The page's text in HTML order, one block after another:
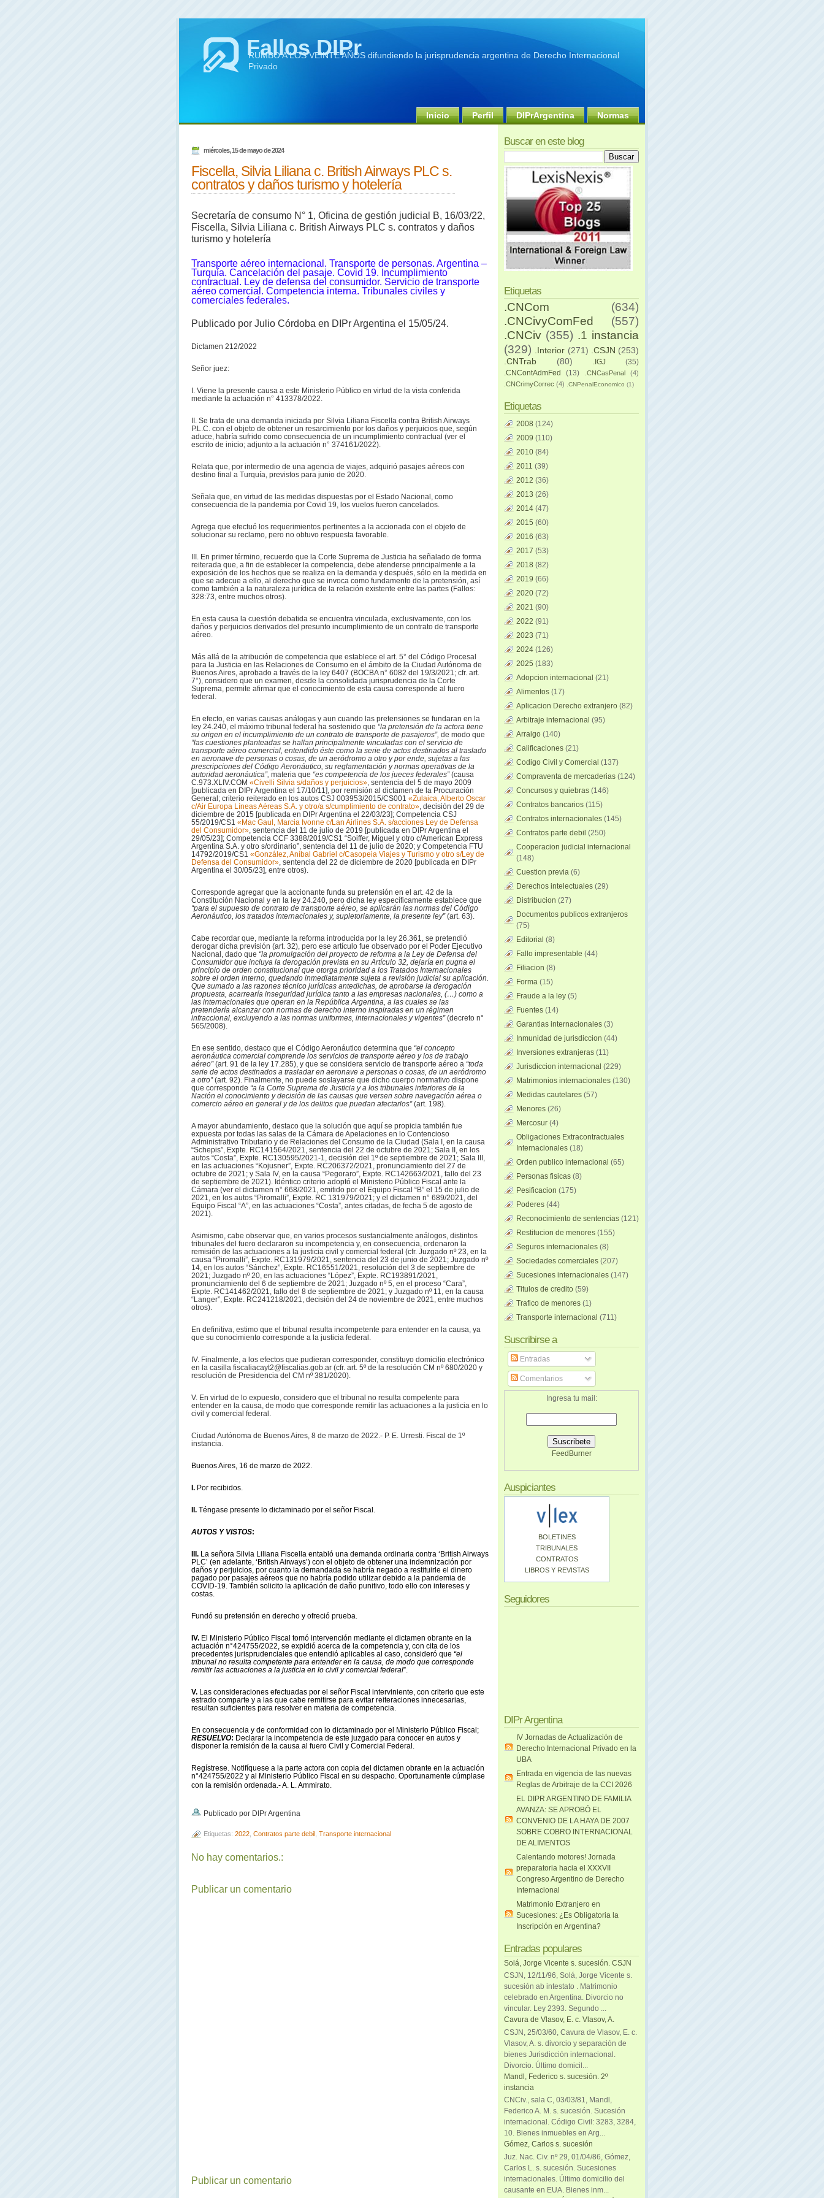
Fallos DIPr
RUMBO A LOS VEINTE AÑOS difundiendo la jurisprudencia argentina de Derecho Internacional
Privado
Inicio Perfil DIPrArgentina Normas
miércoles, 15 de mayo de 2024
Fiscella, Silvia Liliana c. British Airways PLC s.
contratos y daños turismo y hotelería
Secretaría de consumo N° 1, Oficina de gestión judicial B, 16/03/22,
Fiscella, Silvia Liliana c. British Airways PLC s. contratos y daños
turismo y hotelería
Transporte aéreo internacional. Transporte de personas. Argentina –
Turquía. Cancelación del pasaje. Covid 19. Incumplimiento
contractual. Ley de defensa del consumidor. Servicio de transporte
aéreo comercial. Competencia interna. Tribunales civiles y
comerciales federales.
Publicado por Julio Córdoba en DIPr Argentina el 15/05/24.
Dictamen 212/2022
Señor juez:
I. Viene la presente causa a este Ministerio Público en virtud de la vista conferida
mediante la actuación n° 413378/2022.
II. Se trata de una demanda iniciada por Silvia Liliana Fiscella contra British Airways
P.L.C. con el objeto de obtener un resarcimiento por los daños y perjuicios que, según
aduce, habría sufrido como consecuencia de un incumplimiento contractual (ver el
escrito de inicio; adjunto a la actuación n° 374161/2022).
Relata que, por intermedio de una agencia de viajes, adquirió pasajes aéreos con
destino final a Turquía, previstos para junio de 2020.
Señala que, en virtud de las medidas dispuestas por el Estado Nacional, como
consecuencia de la pandemia por Covid 19, los vuelos fueron cancelados.
Agrega que efectuó los requerimientos pertinentes a la accionada con el objeto de
solucionar su reclamo, pero no obtuvo respuesta favorable.
III. En primer término, recuerdo que la Corte Suprema de Justicia ha señalado de forma
reiterada que, a fin de establecer la competencia, debe atenderse principalmente a la
exposición de los hechos que se realiza en la demanda y después, sólo en la medida en
que se adecue a ello, al derecho que se invoca como fundamento de la pretensión, así
como también a la naturaleza jurídica de la relación existente entre las partes (Fallos:
328:73, entre muchos otros).
En esta causa la cuestión debatida se encuentra vinculada, exclusivamente, con los
daños y perjuicios derivados del presunto incumplimiento de un contrato de transporte
aéreo.
Más allá de la atribución de competencia que establece el art. 5° del Código Procesal
para la Justicia en las Relaciones de Consumo en el ámbito de la Ciudad Autónoma de
Buenos Aires, aprobado a través de la ley 6407 (BOCBA n° 6082 del 19/3/2021; cfr. art.
7°), considero que un examen, desde la consolidada jurisprudencia de la Corte
Suprema, permite afirmar que el conocimiento de esta causa corresponde al fuero
federal.
En efecto, en varias causas análogas y aun cuando las pretensiones se fundaran en la
ley 24.240, el máximo tribunal federal ha sostenido que “la pretensión de la actora tiene
su origen en el incumplimiento de un contrato de transporte de pasajeros”, de modo que
“las cuestiones planteadas se hallan principalmente vinculadas con el servicio de
transporte aéreo comercial, entendido éste como la serie de actos destinados al traslado
en aeronave de personas o cosas, de un aeródromo a otro y por ende, sujetas a las
prescripciones del Código Aeronáutico, su reglamentación y normas operativas de la
autoridad aeronáutica”, materia que “es competencia de los jueces federales”(causa
C.973.XLIV.COM «Civelli Silvia s/daños y perjuicios», sentencia del 5 de mayo 2009
[publicada en DIPr Argentina el 17/10/11], por remisión al dictamen de la Procuración
General; criterio reiterado en los autos CSJ 003953/2015/CS001 «Zulaica, Alberto Oscar
c/Air Europa Líneas Aéreas S.A. y otro/a s/cumplimiento de contrato», decisión del 29 de
diciembre de 2015 [publicada en DIPr Argentina el 22/03/23]; Competencia CSJ
55/2019/CS1 «Mac Gaul, Marcia Ivonne c/Lan Airlines S.A. s/acciones Ley de Defensa
del Consumidor», sentencia del 11 de julio de 2019 [publicada en DIPr Argentina el
29/05/23]; Competencia CCF 3388/2019/CS1 “Soiffer, Miguel y otro c/American Express
Argentina S.A. y otro s/ordinario”, sentencia del 11 de julio de 2020; y Competencia FTU
14792/2019/CS1 «González, Aníbal Gabriel c/Casopeia Viajes y Turismo y otro s/Ley de
Defensa del Consumidor», sentencia del 22 de diciembre de 2020 [publicada en DIPr
Argentina el 30/05/23], entre otros).
Corresponde agregar que la accionante funda su pretensión en el art. 42 de la
Constitución Nacional y en la ley 24.240, pero dicha ley específicamente establece que
“para el supuesto de contrato de transporte aéreo, se aplicarán las normas del Código
Aeronáutico, los tratados internacionales y, supletoriamente, la presente ley”(art. 63).
Cabe recordar que, mediante la reforma introducida por la ley 26.361, se pretendió
derogar dicha previsión (art. 32), pero ese artículo fue observado por el Poder Ejecutivo
Nacional, dado que “la promulgación del proyecto de reforma a la Ley de Defensa del
Consumidor que incluya la derogación prevista en su Artículo 32, dejaría en pugna el
principio de orden constitucional que otorga prioridad a los Tratados Internacionales
sobre el orden interno, quedando inmediatamente sujeta a revisión judicial su aplicación.
Que sumado a las razones técnico jurídicas antedichas, de aprobarse la derogación
propuesta, acarrearía inseguridad jurídica tanto a las empresas nacionales, (…) como a
las internacionales que operan en la República Argentina, a las cuales se las
pretendería alcanzar con normas de derecho interno inspiradas en un régimen
infraccional, excluyendo a las normas uniformes, internacionales y vigentes”(decreto n°
565/2008).
En ese sentido, destaco que el Código Aeronáutico determina que “el concepto
aeronáutica comercial comprende los servicios de transporte aéreo y los de trabajo
aéreo”(art. 91 de la ley 17.285), y que se considera servicio de transporte aéreo a “toda
serie de actos destinados a trasladar en aeronave a personas o cosas, de un aeródromo
a otro”(art. 92). Finalmente, no puede soslayarse que dicho cuerpo normativo dispone
que corresponde “a la Corte Suprema de Justicia y a los tribunales inferiores de la
Nación el conocimiento y decisión de las causas que versen sobre navegación aérea o
comercio aéreo en general y de los delitos que puedan afectarlos”(art. 198).
A mayor abundamiento, destaco que la solución que aquí se propicia también fue
expuesta por todas las salas de la Cámara de Apelaciones en lo Contencioso
Administrativo Tributario y de Relaciones del Consumo de la Ciudad (Sala I, en la causa
“Schepis”, Expte. RC141564/2021, sentencia del 22 de octubre de 2021; Sala II, en los
autos “Costa”, Expte. RC130595/2021-1, decisión del 1º de septiembre de 2021; Sala III,
en las actuaciones “Kojusner”, Expte. RC206372/2021, pronunciamiento del 27 de
octubre de 2021; y Sala IV, en la causa “Pegoraro”, Expte. RC142663/2021, fallo del 23
de septiembre de 2021). Idéntico criterio adoptó el Ministerio Público Fiscal ante la
Cámara (ver el dictamen n° 668/2021, emitido por el Equipo Fiscal “B” el 15 de julio de
2021, en los autos “Piromalli”, Expte. RC 131979/2021; y el dictamen n° 689/2021, del
Equipo Fiscal “A”, en las actuaciones “Costa”, antes citadas, de fecha 5 de agosto de
2021).
Asimismo, cabe observar que, en varios procesos sustancialmente análogos, distintos
tribunales del fuero declararon su incompetencia y, en consecuencia, ordenaron la
remisión de las actuaciones a la justicia civil y comercial federal (cfr. Juzgado nº 23, en la
causa “Piromalli”, Expte. RC131979/2021, sentencia del 23 de junio de 2021; Juzgado nº
14, en los autos “Sánchez”, Expte. RC16551/2021, resolución del 3 de septiembre de
2021; Juzgado nº 20, en las actuaciones “López”, Expte. RC193891/2021,
pronunciamiento del 6 de septiembre de 2021; Juzgado nº 5, en el proceso “Cara”,
Expte. RC141462/2021, fallo del 8 de septiembre de 2021; y Juzgado nº 11, en la causa
“Langer”, Expte. RC241218/2021, decisión del 24 de noviembre de 2021, entre muchos
otros).
En definitiva, estimo que el tribunal resulta incompetente para entender en la causa, ya
que su conocimiento corresponde a la justicia federal.
IV. Finalmente, a los efectos que pudieran corresponder, constituyo domicilio electrónico
en la casilla fiscaliacayt2@fiscalias.gob.ar (cfr. art. 5º de la resolución CM nº 680/2020 y
resolución de Presidencia del CM nº 381/2020).
V. En virtud de lo expuesto, considero que el tribunal no resulta competente para
entender en la causa, de modo que corresponde remitir las actuaciones a la justicia en lo
civil y comercial federal.
Ciudad Autónoma de Buenos Aires, 8 de marzo de 2022.- P. E. Urresti. Fiscal de 1º
instancia.
Buenos Aires, 16 de marzo de 2022.
I. Por recibidos.
II. Téngase presente lo dictaminado por el señor Fiscal.
AUTOS Y VISTOS:
III. La señora Silvia Liliana Fiscella entabló una demanda ordinaria contra ‘British Airways
PLC’ (en adelante, ‘British Airways’) con el objeto de obtener una indemnización por
daños y perjuicios, por cuanto la demandada se habría negado a restituirle el dinero
pagado por pasajes aéreos que no habría podido utilizar debido a la pandemia de
COVID-19. También solicito la aplicación de daño punitivo, todo ello con intereses y
costas.
Fundó su pretensión en derecho y ofreció prueba.
IV. El Ministerio Público Fiscal tomó intervención mediante el dictamen obrante en la
actuación n°424755/2022, se expidió acerca de la competencia y, con cita de los
precedentes jurisprudenciales que entendió aplicables al caso, consideró que “el
tribunal no resulta competente para entender en la causa, de modo que corresponde
remitir las actuaciones a la justicia en lo civil y comercial federal”.
V. Las consideraciones efectuadas por el señor Fiscal interviniente, con criterio que este
estrado comparte y a las que cabe remitirse para evitar reiteraciones innecesarias,
resultan suficientes para resolver en materia de competencia.
En consecuencia y de conformidad con lo dictaminado por el Ministerio Público Fiscal;
RESUELVO: Declarar la incompetencia de este juzgado para conocer en autos y
disponer la remisión de la causa al fuero Civil y Comercial Federal.
Regístrese. Notifíquese a la parte actora con copia del dictamen obrante en la actuación
n°424755/2022 y al Ministerio Público Fiscal en su despacho. Oportunamente cúmplase
con la remisión ordenada.- A. L. Ammirato.
Publicado por DIPr Argentina
Etiquetas: 2022 Contratos parte debil Transporte internacional
No hay comentarios.:
Publicar un comentario
Publicar un comentario
Buscar en este blog
Etiquetas
.CNCom
(634)
.CNCivyComFed
(557)
.CNCiv (355) .1 instancia
(329)
.Interior (271) .CSJN (253)
.CNTrab
(80) .IGJ
(35)
.CNContAdmFed
(13) .CNCasPenal
(4)
.CNCrimyCorrec (4) .CNPenalEconomico (1)
Etiquetas
2008 (124)
2009 (110)
2010 (84)
2011 (39)
2012 (36)
2013 (26)
2014 (47)
2015 (60)
2016 (63)
2017 (53)
2018 (82)
2019 (66)
2020 (72)
2021 (90)
2022 (91)
2023 (71)
2024 (126)
2025 (183)
Adopcion internacional (21)
Alimentos (17)
Aplicacion Derecho extranjero (82)
Arbitraje internacional (95)
Arraigo (140)
Calificaciones (21)
Codigo Civil y Comercial (137)
Compraventa de mercaderias (124)
Concursos y quiebras (146)
Contratos bancarios (115)
Contratos internacionales (145)
Contratos parte debil (250)
Cooperacion judicial internacional
(148)
Cuestion previa (6)
Derechos intelectuales (29)
Distribucion (27)
Documentos publicos extranjeros
(75)
Editorial (8)
Fallo impresentable (44)
Filiacion (8)
Forma (15)
Fraude a la ley (5)
Fuentes (14)
Garantias internacionales (3)
Inmunidad de jurisdiccion (44)
Inversiones extranjeras (11)
Jurisdiccion internacional (229)
Matrimonios internacionales (130)
Medidas cautelares (57)
Menores (26)
Mercosur (4)
Obligaciones Extracontractuales
Internacionales (18)
Orden publico internacional (65)
Personas fisicas (8)
Pesificacion (175)
Poderes (44)
Reconocimiento de sentencias (121)
Restitucion de menores (155)
Seguros internacionales (8)
Sociedades comerciales (207)
Sucesiones internacionales (147)
Titulos de credito (59)
Trafico de menores (1)
Transporte internacional (711)
Suscribirse a
Entradas
Comentarios
Ingresa tu mail:
FeedBurner
Auspiciantes
BOLETINES
TRIBUNALES
CONTRATOS
LIBROS Y REVISTAS
Seguidores
DIPr Argentina
IV Jornadas de Actualización de
Derecho Internacional Privado en la
UBA
Entrada en vigencia de las nuevas
Reglas de Arbitraje de la CCI 2026
EL DIPR ARGENTINO DE FAMILIA
AVANZA: SE APROBÓ EL
CONVENIO DE LA HAYA DE 2007
SOBRE COBRO INTERNACIONAL
DE ALIMENTOS
Calentando motores! Jornada
preparatoria hacia el XXXVII
Congreso Argentino de Derecho
Internacional
Matrimonio Extranjero en
Sucesiones: ¿Es Obligatoria la
Inscripción en Argentina?
Entradas populares
Solá, Jorge Vicente s. sucesión. CSJN
CSJN, 12/11/96, Solá, Jorge Vicente s.
sucesión ab intestato . Matrimonio
celebrado en Argentina. Divorcio no
vincular. Ley 2393. Segundo ...
Cavura de Vlasov, E. c. Vlasov, A.
CSJN, 25/03/60, Cavura de Vlasov, E. c.
Vlasov, A. s. divorcio y separación de
bienes Jurisdicción internacional.
Divorcio. Último domicil...
Mandl, Federico s. sucesión. 2º
instancia
CNCiv., sala C, 03/03/81, Mandl,
Federico A. M. s. sucesión. Sucesión
internacional. Código Civil: 3283, 3284,
10. Bienes inmuebles en Arg...
Gómez, Carlos s. sucesión
Juz. Nac. Civ. nº 29, 01/04/86, Gómez,
Carlos L. s. sucesión. Sucesiones
internacionales. Último domicilio del
causante en EUA. Bienes inm...